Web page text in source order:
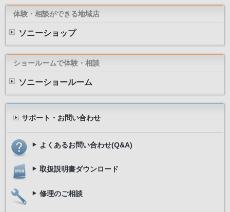
体験・相談ができる地域店
ソニーショップ
ショールームで体験・相談
ソニーショールーム
サポート・お問い合わせ
よくあるお問い合わせ(Q&A)
取扱説明書ダウンロード
修理のご相談